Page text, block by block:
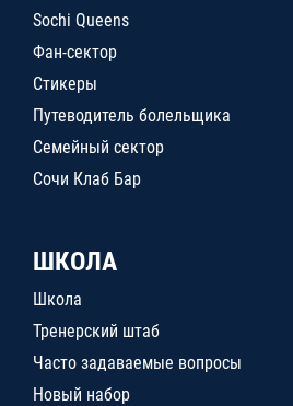
Sochi Queens
Фан-сектор
Стикеры
Путеводитель болельщика
Семейный сектор
Сочи Клаб Бар
ШКОЛА
Школа
Тренерский штаб
Часто задаваемые вопросы
Новый набор